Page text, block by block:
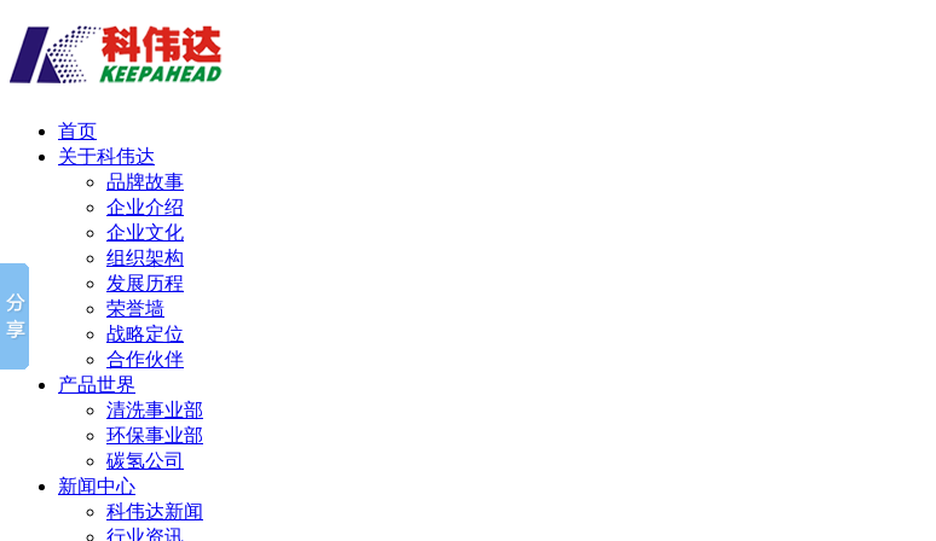
首页
关于科伟达
品牌故事
企业介绍
企业文化
组织架构
发展历程
荣誉墙
战略定位
合作伙伴
产品世界
清洗事业部
环保事业部
碳氢公司
新闻中心
科伟达新闻
行业资讯